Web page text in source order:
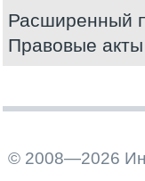
Расширенный
Правовые
© 2008—2026